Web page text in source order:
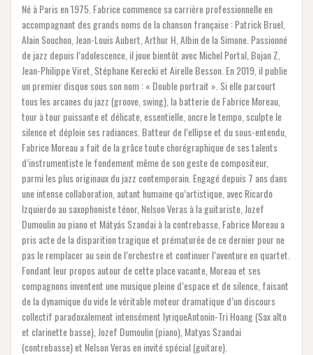
Né à Paris en 1975. Fabrice commence sa carrière professionnelle en
accompagnant des grands noms de la chanson française : Patrick Bruel,
Alain Souchon, Jean-Louis Aubert, Arthur H, Albin de la Simone. Passionné
de jazz depuis l’adolescence, il joue bientôt avec Michel Portal, Bojan Z,
Jean-Philippe Viret, Stéphane Kerecki et Airelle Besson. En 2019, il publie
un premier disque sous son nom : « Double portrait ». Si elle parcourt
tous les arcanes du jazz (groove, swing), la batterie de Fabrice Moreau,
tour à tour puissante et délicate, essentielle, ancre le tempo, sculpte le
silence et déploie ses radiances. Batteur de l’ellipse et du sous-entendu,
Fabrice Moreau a fait de la grâce toute chorégraphique de ses talents
d’instrumentiste le fondement même de son geste de compositeur,
parmi les plus originaux du jazz contemporain. Engagé depuis 7 ans dans
une intense collaboration, autant humaine qu’artistique, avec Ricardo
Izquierdo au saxophoniste ténor, Nelson Veras à la guitariste, Jozef
Dumoulin au piano et Mátyás Szandai à la contrebasse, Fabrice Moreau a
pris acte de la disparition tragique et prématurée de ce dernier pour ne
pas le remplacer au sein de l’orchestre et continuer l’aventure en quartet.
Fondant leur propos autour de cette place vacante, Moreau et ses
compagnons inventent une musique pleine d’espace et de silence, faisant
de la dynamique du vide le véritable moteur dramatique d’un discours
collectif paradoxalement intensément lyriqueAntonin-Tri Hoang (Sax alto
et clarinette basse), Jozef Dumoulin (piano), Matyas Szandai
(contrebasse) et Nelson Veras en invité spécial (guitare).